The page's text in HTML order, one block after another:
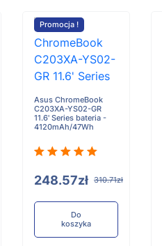
Promocja !
Asus ChromeBook
C203XA-YS02-GR
11.6' Series bateria -
4120mAh/47Wh
248.57zł 310.71zł
Do
koszyka